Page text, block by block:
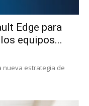
Edge para
equipos...
nueva estrategia de